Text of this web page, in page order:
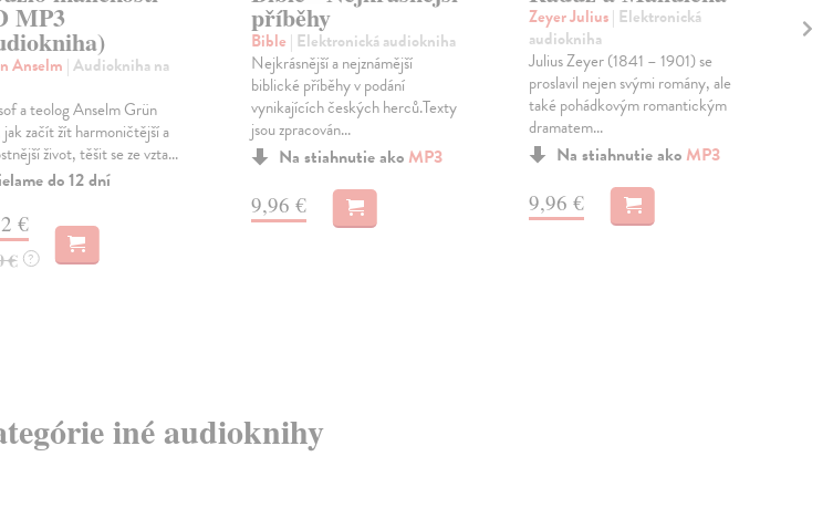
MP3
Anselm | Audiokniha na
a teolog Anselm Grün
jak začít žít harmoničtější a
život, těšit se ze vzta...
do 12 dní
€
€ ?
příběhy
Bible | Elektronická audiokniha
Nejkrásnější a nejznámější
biblické příběhy v podání
vynikajících českých herců.Texty
jsou zpracován...
Na stiahnutie ako MP3
9,96 €
Zeyer Julius| Elektronická
audiokniha
Julius Zeyer (1841 – 1901) se
proslavil nejen svými romány, ale
také pohádkovým romantickým
dramatem...
Na stiahnutie ako MP3
9,96 €
iné audioknihy